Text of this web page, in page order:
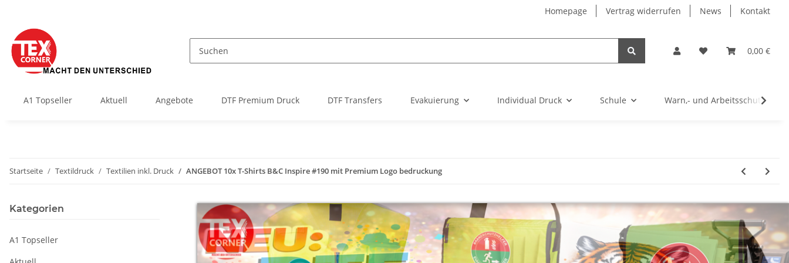
Homepage Vertrag widerrufen News Kontakt
0,00 €
A1 Topseller Aktuell Angebote DTF Premium Druck DTF Transfers Evakuierung Individual Druck Schule Warn,- und Arbeitsschutz
Startseite Textildruck Textilien inkl. Druck ANGEBOT 10x T-Shirts B&C Inspire #190 mit Premium Logo bedruckung
Kategorien
A1 Topseller